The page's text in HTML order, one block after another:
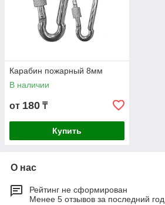
Карабин пожарный 8мм
В наличии
от 180 ₸
Купить
О нас
Рейтинг не сформирован
Менее 5 отзывов за последний год